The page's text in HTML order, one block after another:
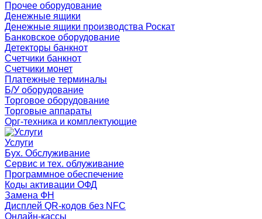
Прочее оборудование
Денежные ящики
Денежные ящики производства Роскат
Банковское оборудование
Детекторы банкнот
Счетчики банкнот
Счетчики монет
Платежные терминалы
Б/У оборудование
Торговое оборудование
Торговые аппараты
Орг-техника и комплектующие
Услуги
Бух. Обслуживание
Сервис и тех. облуживание
Программное обеспечение
Коды активации ОФД
Замена ФН
Дисплей QR-кодов без NFC
Онлайн-кассы